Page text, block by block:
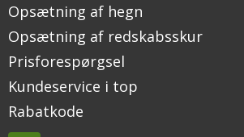
Opsætning af hegn
Opsætning af redskabsskur
Prisforespørgsel
Kundeservice i top
Rabatkode